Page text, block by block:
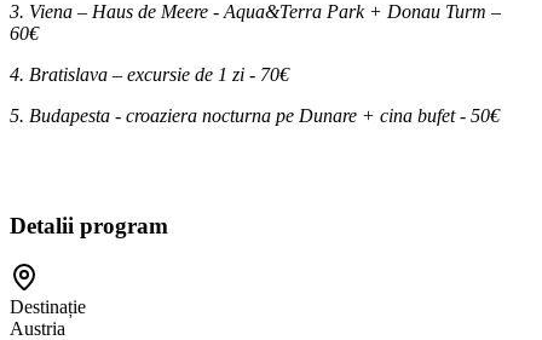
3. Viena – Haus de Meere - Aqua&Terra Park + Donau Turm –
60€
4. Bratislava – excursie de 1 zi - 70€
5. Budapesta - croaziera nocturna pe Dunare + cina bufet - 50€
Detalii program
Destinație
Austria